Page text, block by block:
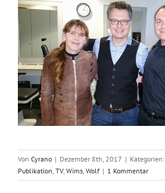
Von Cyrano | Dezember 8th, 2017 | Kategorien:
Publikation, TV, Wims, Wolf | 1 Kommentar